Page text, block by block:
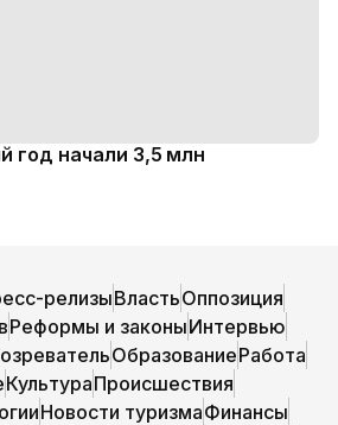
год начали 3,5 млн
релизыВластьОппозиция
Реформы и законыИнтервью
ОбразованиеРабота
КультураПроисшествия
Новости туризмаФинансы